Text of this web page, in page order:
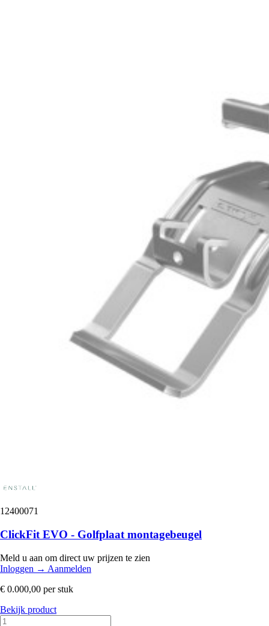
12400071
ClickFit EVO - Golfplaat montagebeugel
Meld u aan om direct uw prijzen te zien
Inloggen → Aanmelden
€ 0.000,00 per stuk
Bekijk product